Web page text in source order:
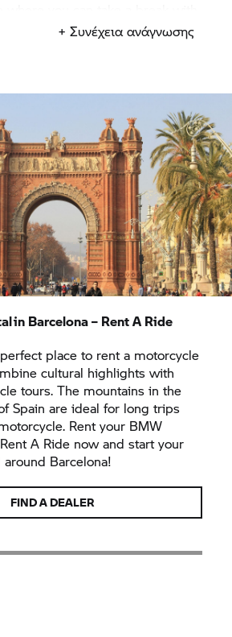
Or head off to the hinterland of
you can't get enough of steep
you can also go on a multi-day
from Barcelona.
+ Συνέχεια ανάγνωσης
in Barcelona – Rent A Ride
place to rent a motorcycle
cultural highlights with
tours. The mountains in the
Spain are ideal for long trips
Rent your BMW
Rent A Ride now and start your
Barcelona!
FIND A DEALER